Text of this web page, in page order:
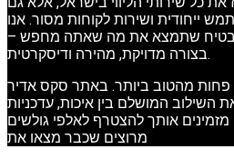
ייחודית ושירות לקוחות מסור. אנו
שתמצא את מה שאתה מחפש –
בצורה מדויקת, מהירה ודיסקרטית.
מהטוב ביותר. באתר סקס אדיר
השילוב המושלם בין איכות, עדכניות
מזמינים אותך להצטרף לאלפי גולשים
מרוצים שכבר מצאו את